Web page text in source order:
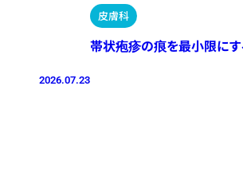
2026.07.23
皮膚科
帯状疱疹の痕を最小限にす